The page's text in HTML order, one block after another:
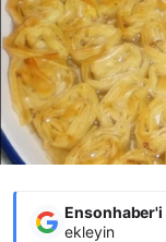
Ensonhaber'i
ekleyin